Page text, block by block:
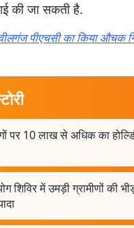
की जा सकती है.
पीएचसी का किया औचक
पर 10 लाख से अधिक का
शिविर में उमड़ी ग्रामीणों की